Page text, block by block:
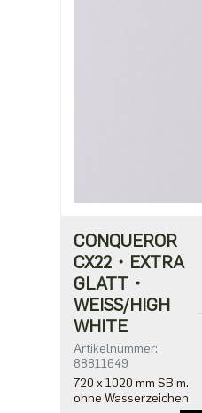
CONQUEROR
CX22・EXTRA
GLATT・
WEISS/HIGH W
HITE
Artikelnummer:
88811649
720 x 1020 mm SB m.
ohne Wasserzeichen